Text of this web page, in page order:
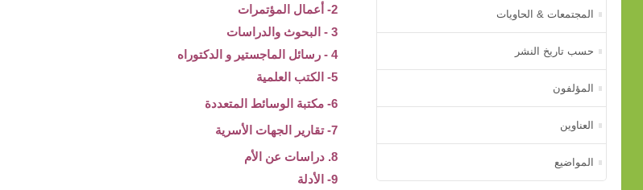
2- أعمال المؤتمرات
3 - البحوث والدراسات
4 - رسائل الماجستير و الدكتوراه
5- الكتب العلمية
6- مكتبة الوسائط المتعددة
7- تقارير الجهات الأسرية
8. دراسات عن الأم
9- الأدلة
المجتمعات & الحاويات
حسب تاريخ النشر
المؤلفون
العناوين
المواضيع